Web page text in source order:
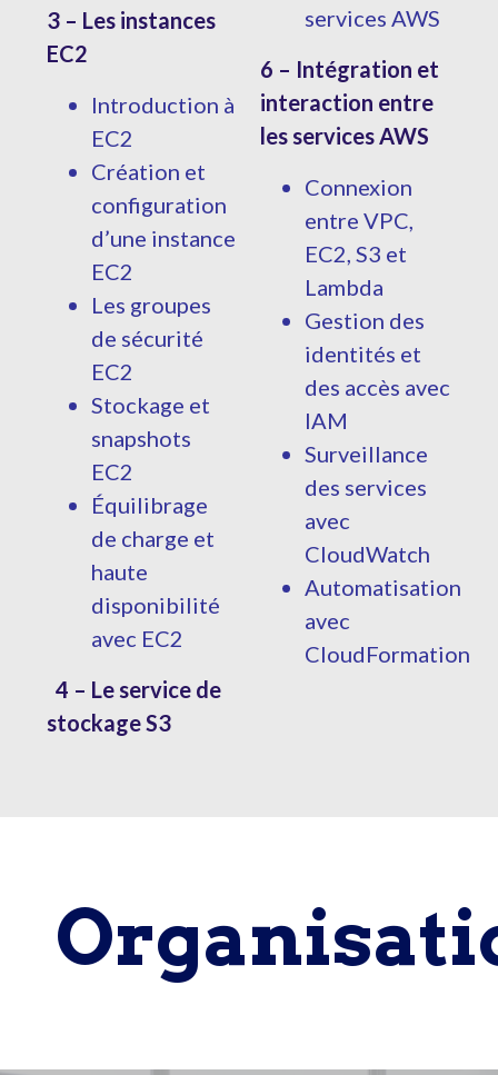
3 – Les instances
EC2
Introduction à
EC2
Création et
configuration
d’une instance
EC2
Les groupes
de sécurité
EC2
Stockage et
snapshots
EC2
Équilibrage
de charge et
haute
disponibilité
avec EC2
4 – Le service de
stockage S3
services AWS
6 – Intégration et
interaction entre
les services AWS
Connexion
entre VPC,
EC2, S3 et
Lambda
Gestion des
identités et
des accès avec
IAM
Surveillance
des services
avec
CloudWatch
Automatisation
avec
CloudFormation